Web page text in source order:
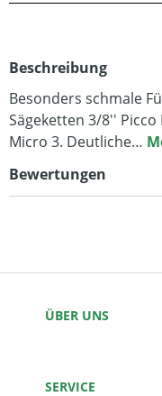
Beschreibung
Besonders schmale
Sägeketten 3/8''
Micro 3. Deutliche…
Bewertungen
ÜBER UNS
SERVICE